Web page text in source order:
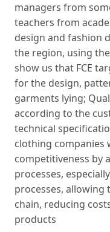
managers from
teachers from
design and fashion
the region, using
show us that FCE
for the design,
garments lying;
according to the
technical
clothing companies
competitiveness by
processes,
processes,
chain, reducing
products